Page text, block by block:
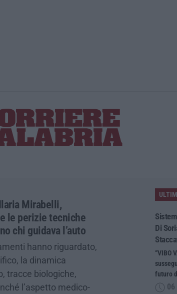
La rivista
Mirabelli,
le perizie tecniche
chi guidava l’auto
hanno riguardato,
la dinamica
tracce biologiche,
l’aspetto medico-
Di
“VIBO
futuro
06